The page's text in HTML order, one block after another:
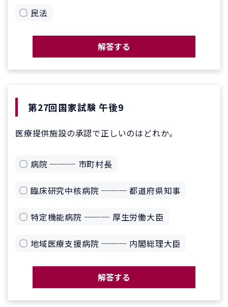
民法
解答する
第27回国家試験 午後9
医療提供施設の承認で正しいのはどれか。
病院 ─── 市町村長
臨床研究中核病院 ─── 都道府県知事
特定機能病院 ─── 厚生労働大臣
地域医療支援病院 ─── 内閣総理大臣
解答する